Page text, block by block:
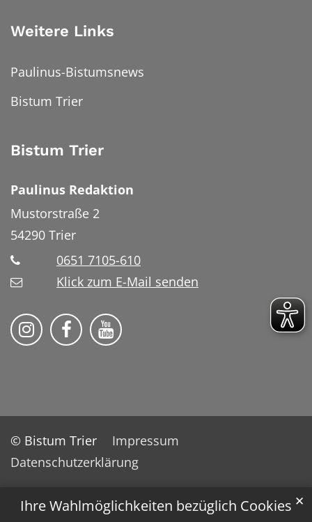
Ihre Wahlmöglichkeiten bezüglich Cookies ✕
Weitere Links
Paulinus-Bistumsnews
Bistum Trier
Bistum Trier
Paulinus Redaktion
Mustorstraße 2
54290 Trier
0651 7105-610
Klick zum E-Mail senden
Bistum Trier auf Instragram
Bistum Trier auf Facebook
Bistum Trier auf YouTube
© Bistum Trier
Impressum
Datenschutzerklärung